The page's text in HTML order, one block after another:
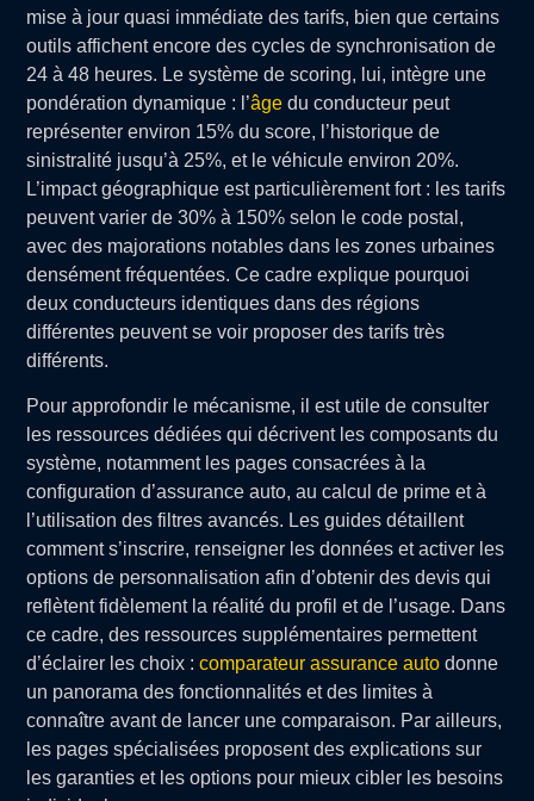
mise à jour quasi immédiate des tarifs, bien que certains
outils affichent encore des cycles de synchronisation de
24 à 48 heures. Le système de scoring, lui, intègre une
pondération dynamique : l’âge du conducteur peut
représenter environ 15% du score, l’historique de
sinistralité jusqu’à 25%, et le véhicule environ 20%.
L’impact géographique est particulièrement fort : les tarifs
peuvent varier de 30% à 150% selon le code postal,
avec des majorations notables dans les zones urbaines
densément fréquentées. Ce cadre explique pourquoi
deux conducteurs identiques dans des régions
différentes peuvent se voir proposer des tarifs très
différents.
Pour approfondir le mécanisme, il est utile de consulter
les ressources dédiées qui décrivent les composants du
système, notamment les pages consacrées à la
configuration d’assurance auto, au calcul de prime et à
l’utilisation des filtres avancés. Les guides détaillent
comment s’inscrire, renseigner les données et activer les
options de personnalisation afin d’obtenir des devis qui
reflètent fidèlement la réalité du profil et de l’usage. Dans
ce cadre, des ressources supplémentaires permettent
d’éclairer les choix :comparateur assurance auto donne
un panorama des fonctionnalités et des limites à
connaître avant de lancer une comparaison. Par ailleurs,
les pages spécialisées proposent des explications sur
les garanties et les options pour mieux cibler les besoins